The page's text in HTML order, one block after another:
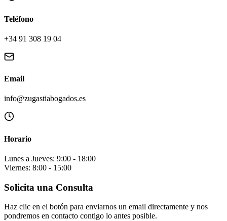
Teléfono
+34 91 308 19 04
Email
info@zugastiabogados.es
Horario
Lunes a Jueves: 9:00 - 18:00
Viernes: 8:00 - 15:00
Solicita una Consulta
Haz clic en el botón para enviarnos un email directamente y nos
pondremos en contacto contigo lo antes posible.